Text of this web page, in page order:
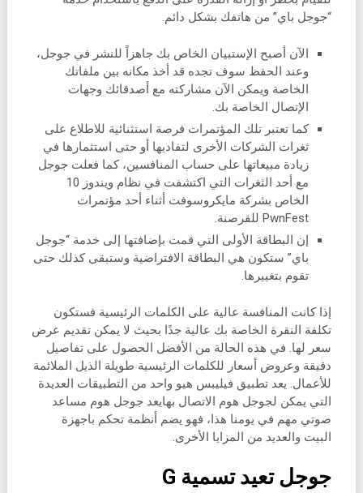
“جوجل باي” من هاتفك بشكل دائم.
الآن أصبح الإستبيان الخاص بك جاهزاً للنشر في جوجل،
وعند الحفظ سوف تجده قد أخذ مكانه بين ملفاتك
الخاصة ويمكن الآن مشاركته مع أصدقائك وجهات
الإتصال الخاصة بك.
كما تعتبر تلك المؤتمرات فرصة استثنائية للاطلاع على
ثغرات الشركات الأخرى لتفاديها أو حتى استثمارها في
زيادة مبيعاتها على حساب المنافسين، كما فعلت جوجل
مع أحد الثغرات التي اكتشفت في نظام ويندوز 10
الخاص بشركة مايكروسوفت أثناء أحد مؤتمرات
PwnFest للقرصنة.
إن البطاقة الأولى التي قمت بإضافتها إلى خدمة “جوجل
باي” ستكون هي البطاقة الافتراضية وستبقى كذلك حتى
تقوم بتغييرها.
إذا كانت المنافسة عالية على الكلمات الرئيسية فستكون
تكلفة النقرة الخاصة بك عالية جدًا بحيث لا يمكن تقديم عرض
سعر لها. في هذه الحالة من الأفضل الحصول على تفاصيل
دقيقة وعروض أسعار للكلمات الرئيسية طويلة الذيل الملائمة
للأعمال. يعد تطبيق فيليبس هيو واحد من التطبيقات العديدة
التي يمكن لجوجل هوم الاتصال بهايعد جوجل هوم مساعد
صوتي مهم في يومنا هذا، فهو يضم أنظمة تحكم باجهزة
البيت والعديد من المزايا الأخرى.
جوجل تعيد تسمية G